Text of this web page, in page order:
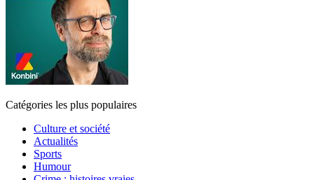
Catégories les plus populaires
Culture et société
Actualités
Sports
Humour